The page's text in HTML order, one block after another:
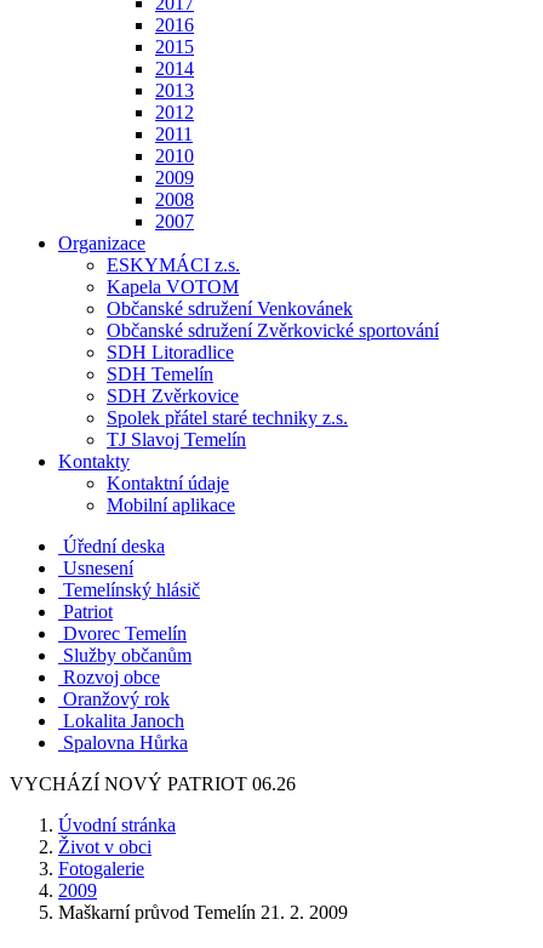
2016
2015
2014
2013
2012
2011
2010
2009
2008
2007
Organizace
ESKYMÁCI z.s.
Kapela VOTOM
Občanské sdružení Venkovánek
Občanské sdružení Zvěrkovické sportování
SDH Litoradlice
SDH Temelín
SDH Zvěrkovice
Spolek přátel staré techniky z.s.
TJ Slavoj Temelín
Kontakty
Kontaktní údaje
Mobilní aplikace
Úřední deska
Usnesení
Temelínský hlásič
Patriot
Dvorec Temelín
Služby občanům
Rozvoj obce
Oranžový rok
Lokalita Janoch
Spalovna Hůrka
VYCHÁZÍ NOVÝ PATRIOT 06.26
Úvodní stránka
Život v obci
Fotogalerie
2009
Maškarní průvod Temelín 21. 2. 2009